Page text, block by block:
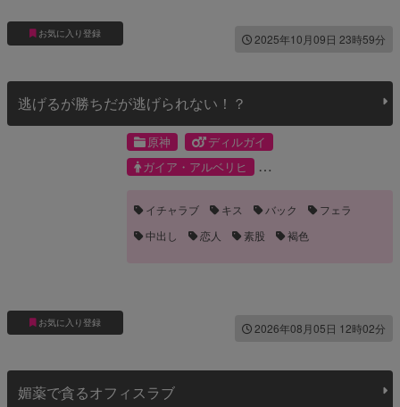
お気に入り登録 2025年10月09日 23時59分
逃げるが勝ちだが逃げられない！？
お気に入り登録
原神
ディルガイ
ガイア・アルベリヒ
イチャラブ キス バック
フェラ
中出し
恋人 素股 褐色
2026年08月05日 12時02分
媚薬で貪るオフィスラブ